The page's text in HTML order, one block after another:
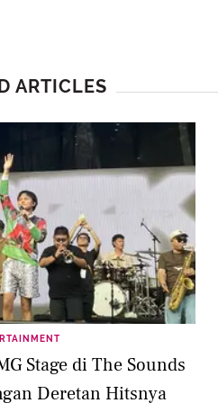
ARTICLES
Stage di The Sounds
Deretan Hitsnya